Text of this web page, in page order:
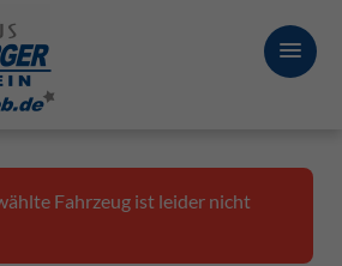
Fahrzeug ist leider nicht